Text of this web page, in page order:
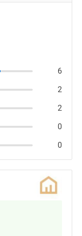
6
2
2
0
0